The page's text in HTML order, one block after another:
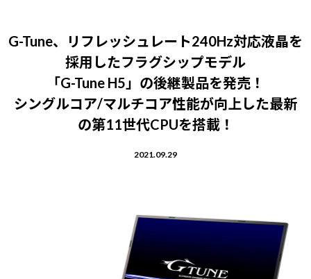
サーバー
ワークステーション
ディスプレイ
MousePro
iiyama
Windows 11|Copilot+ PC
学習向けパソコン
スペック/パーツ別
AIおすすめパソコン
Windows 11
おすすめ目玉パソコン
今イチオシのパソコンをピッ
Windows 11
G-Tune、リフレッシュレート240Hz対応液晶を
採用したフラグシップモデル
「G-Tune H5」の後継製品を発売！
シングルコア/マルチコア性能が向上した最新
の第11世代CPUを搭載！
2021.09.29